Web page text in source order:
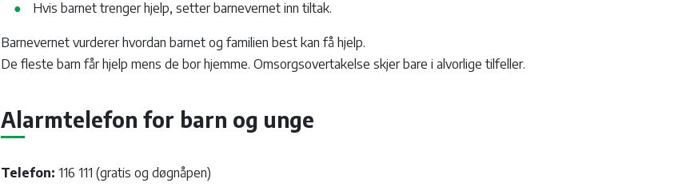
Hvis barnet trenger hjelp, setter barnevernet inn tiltak.
Barnevernet vurderer hvordan barnet og familien best kan få hjelp.
De fleste barn får hjelp mens de bor hjemme. Omsorgsovertakelse skjer bare i alvorlige tilfeller.
Alarmtelefon for barn og unge
Telefon: 116 111 (gratis og døgnåpen)